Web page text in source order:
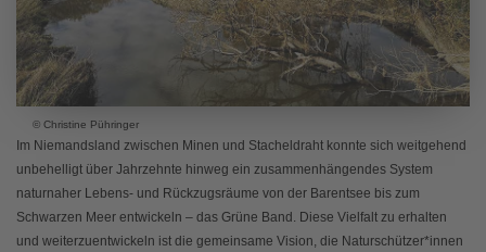
© Christine Pühringer
Im Niemandsland zwischen Minen und Stacheldraht konnte sich weitgehend
unbehelligt über Jahrzehnte hinweg ein zusammenhängendes System
naturnaher Lebens- und Rückzugsräume von der Barentsee bis zum
Schwarzen Meer entwickeln – das Grüne Band. Diese Vielfalt zu erhalten
und weiterzuentwickeln ist die gemeinsame Vision, die Naturschützer*innen